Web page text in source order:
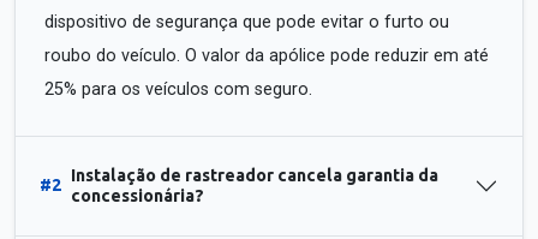
dispositivo de segurança que pode evitar o furto ou
roubo do veículo. O valor da apólice pode reduzir em até
25% para os veículos com seguro.
#2
Instalação de rastreador cancela garantia da
concessionária?